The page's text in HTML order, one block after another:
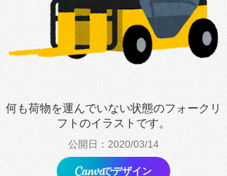
何も荷物を運んでいない状態のフォークリ
フトのイラストです。
公開日：2020/03/14
でデザイン